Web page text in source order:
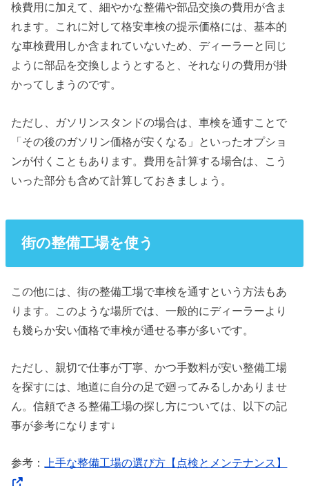
検費用に加えて、細やかな整備や部品交換の費用が含ま
れます。これに対して格安車検の提示価格には、基本的
な車検費用しか含まれていないため、ディーラーと同じ
ように部品を交換しようとすると、それなりの費用が掛
かってしまうのです。
ただし、ガソリンスタンドの場合は、車検を通すことで
「その後のガソリン価格が安くなる」といったオプショ
ンが付くこともあります。費用を計算する場合は、こう
いった部分も含めて計算しておきましょう。
街の整備工場を使う
この他には、街の整備工場で車検を通すという方法もあ
ります。このような場所では、一般的にディーラーより
も幾らか安い価格で車検が通せる事が多いです。
ただし、親切で仕事が丁寧、かつ手数料が安い整備工場
を探すには、地道に自分の足で廻ってみるしかありませ
ん。信頼できる整備工場の探し方については、以下の記
事が参考になります↓
参考： 上手な整備工場の選び方【点検とメンテナンス】